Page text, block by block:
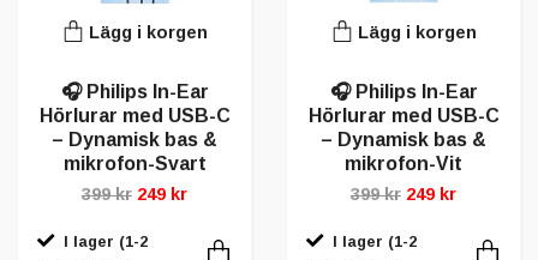
Lägg i korgen
🎧 Philips In-Ear
Hörlurar med USB-C
– Dynamisk bas &
mikrofon-Svart
399 kr 249 kr
I lager (1-2
Lägg i korgen
🎧 Philips In-Ear
Hörlurar med USB-C
– Dynamisk bas &
mikrofon-Vit
399 kr 249 kr
I lager (1-2